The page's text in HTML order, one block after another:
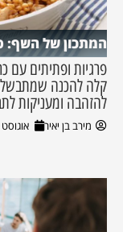
המתכון של השף:
פרגיות ופתיתים
קלה להכנה
להזהבה ומעניקות
מירב בן יאיר אוגוסט 4, 2026